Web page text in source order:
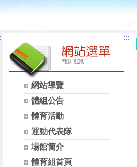
網站導覽
體組公告
體育活動
運動代表隊
場館簡介
體育組首頁
:::